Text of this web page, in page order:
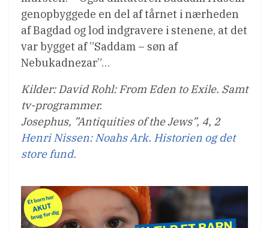
genopbyggede en del af tårnet i nærheden
af Bagdad og lod indgravere i stenene, at det
var bygget af ”Saddam – søn af
Nebukadnezar”…
Kilder: David Rohl: From Eden to Exile. Samt
tv-programmer.
Josephus, ”Antiquities of the Jews”, 4, 2
Henri Nissen: Noahs Ark. Historien og det
store fund.